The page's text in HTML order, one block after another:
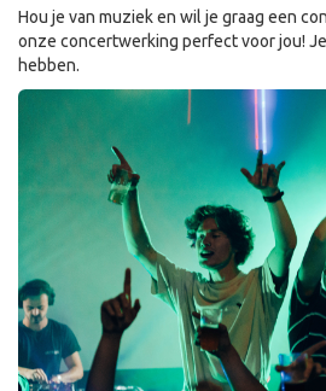
Hou je van muziek en wil je graag een
onze concertwerking perfect voor jou!
hebben.